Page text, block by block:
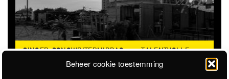
Beheer cookie toestemming
SINGER-SONGWRITERMIDDAG
@STADSSTRAND
TALENTVOLLE
SINGER/SONGWRITERS